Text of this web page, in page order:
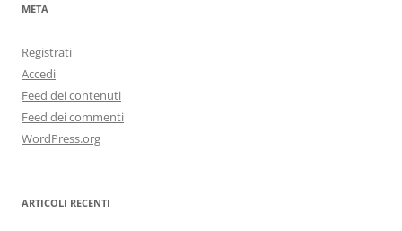
META
Registrati
Accedi
Feed dei contenuti
Feed dei commenti
WordPress.org
ARTICOLI RECENTI